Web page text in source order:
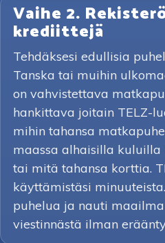
Vaihe 2.
krediittejä
Tehdäksesi edullisia
Tanska tai muihin
on vahvistettava
hankittava joitain TELZ-
mihin tahansa
maassa alhaisilla
tai mitä tahansa korttia.
käyttämistäsi
puhelua ja nauti
viestinnästä ilman